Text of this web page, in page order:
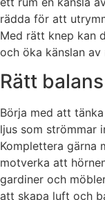
rädda för att
Med rätt knep kan
och öka känslan av
Rätt
Börja med att
ljus som strömmar
Komplettera gärna
motverka att
gardiner och
att skapa luft och